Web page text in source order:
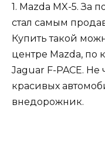
1. Mazda MX-5. За
стал самым
Купить такой
центре Mazda, по
Jaguar F-PACE.
красивых
внедорожник.